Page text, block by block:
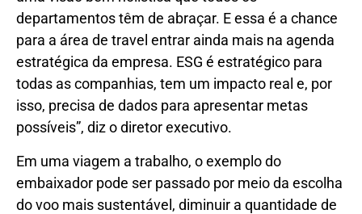
departamentos têm de abraçar. E essa é a chance
para a área de travel entrar ainda mais na agenda
estratégica da empresa. ESG é estratégico para
todas as companhias, tem um impacto real e, por
isso, precisa de dados para apresentar metas
possíveis”, diz o diretor executivo.
Em uma viagem a trabalho, o exemplo do
embaixador pode ser passado por meio da escolha
do voo mais sustentável, diminuir a quantidade de